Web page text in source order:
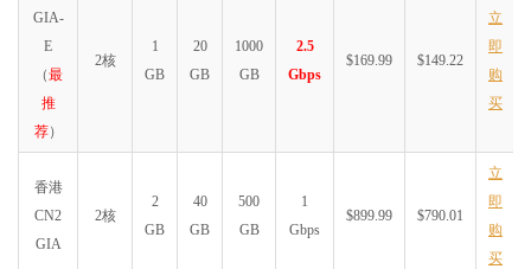
GIA-
E
（最
推
荐）
2核
1
GB
20
GB
1000
GB
2.5
Gbps
$169.99 $149.22
立
即
购
买
香港
CN2
GIA
2核
2
GB
40
GB
500
GB
1
Gbps
$899.99 $790.01
立
即
购
买